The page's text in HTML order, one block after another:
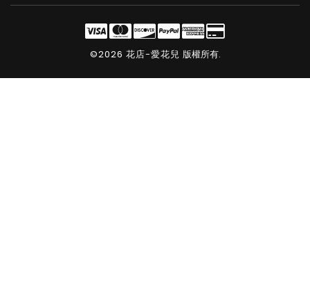
©2026 花店-愛花兒 版權所有.